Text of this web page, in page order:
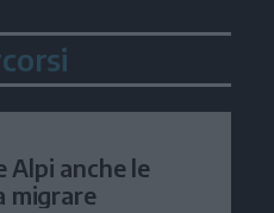
Alpi anche le
migrare